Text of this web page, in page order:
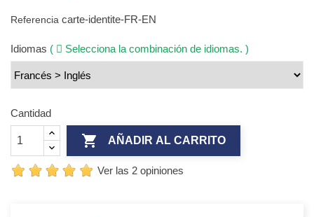
Referencia carte-identite-FR-EN
Idiomas ( Selecciona la combinación de idiomas. )
Cantidad
 AÑADIR AL CARRITO
Ver las 2 opiniones